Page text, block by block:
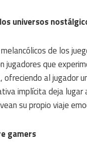
universos
de los
jugadores que
al jugador
implícita deja
su propio viaje
gamers